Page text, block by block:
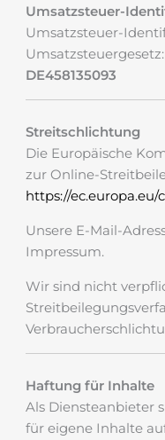
Umsatzsteuer-
Umsatzsteuer-
Umsatzsteuergesetz:
DE458135093
Streitschlichtung
Die Europäische
zur Online-
https://ec.europa.eu/
Unsere E-Mail-
Impressum.
Wir sind nicht
Haftung für Inhalte
Als Diensteanbieter
für eigene Inhalte